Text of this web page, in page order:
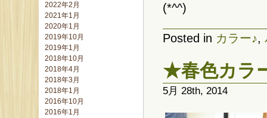
2022年2月
2021年1月
2020年1月
2019年10月
2019年1月
2018年10月
2018年4月
2018年3月
2018年1月
2016年10月
2016年1月
(*^^)
Posted in カラー♪,
★春色カラ
5月 28th, 2014